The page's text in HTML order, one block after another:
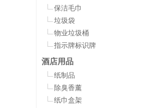
保洁毛巾
垃圾袋
物业垃圾桶
指示牌标识牌
酒店用品
纸制品
除臭香薰
纸巾盒架